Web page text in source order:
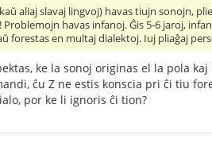
aliaj slavaj lingvoj) havas tiujn sonojn,
Problemojn havas infanoj. Ĝis 5-6 jaroj,
forestas en multaj dialektoj. Iuj pliaĝaj
ke la sonoj originas el la pola
ĉu Z ne estis konscia pri ĉi tiu
por ke li ignoris ĉi tion?